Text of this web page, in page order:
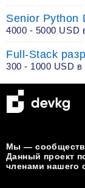
Senior Python
4000 - 5000 USD
Full-Stack
300 - 1000 USD
Мы —
Данный проект
членами нашего